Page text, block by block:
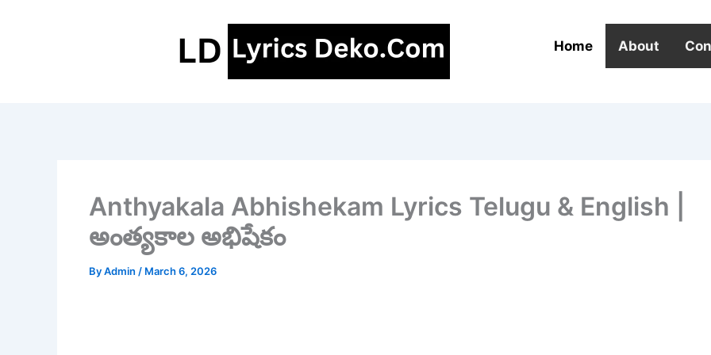
Home About
Anthyakala Abhishekam Lyrics Telugu & English |
అంత్యకాల అభిషేకం
ByAdmin / March 6, 2026